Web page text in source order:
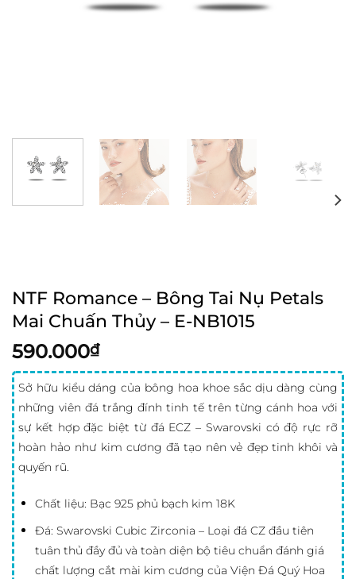
NTF Romance – Bông Tai Nụ Petals
Mai Chuấn Thủy – E-NB1015
590.000₫
Sở hữu kiểu dáng của bông hoa khoe sắc dịu dàng cùng
những viên đá trắng đính tinh tế trên từng cánh hoa với
sự kết hợp đặc biệt từ đá ECZ – Swarovski có độ rực rỡ
hoàn hảo như kim cương đã tạo nên vẻ đẹp tinh khôi và
quyến rũ.
Chất liệu: Bạc 925 phủ bạch kim 18K
Đá: Swarovski Cubic Zirconia – Loại đá CZ đầu tiên
tuân thủ đầy đủ và toàn diện bộ tiêu chuẩn đánh giá
chất lượng cắt mài kim cương của Viện Đá Quý Hoa